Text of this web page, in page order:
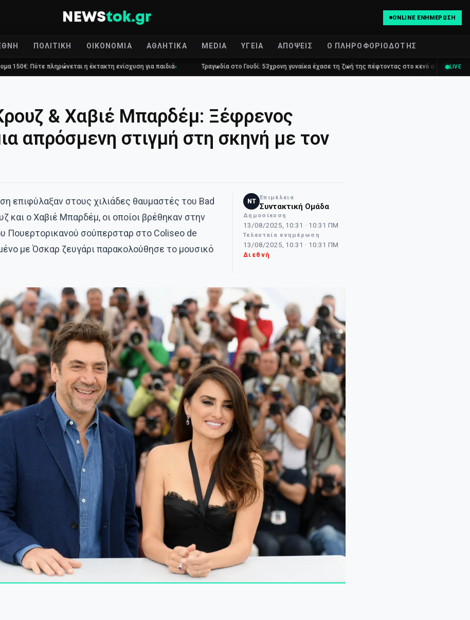
ONLINE ΕΝΗΜΈΡΩΣΗ
ΠΟΛΙΤΙΚΉ ΟΙΚΟΝΟΜΊΑ ΑΘΛΗΤΙΚΆ MEDIA ΥΓΕΊΑ ΑΠΌΨΕΙΣ Ο ΠΛΗΡΟΦΟΡΙΟΔΌΤΗΣ
πληρώνεται η έκτακτη ενίσχυση για παιδιά Τραγωδία στο Γουδί: 53χρονη γυναίκα έχασε τη ζωή της πέφτοντας στο κενό από τον πέμπτο όροφοLIVE
& Χαβιέ Μπαρδέμ: Ξέφρενος
απρόσμενη στιγμή στη σκηνή με τον
επιφύλαξαν στους χιλιάδες θαυμαστές του Bad
και ο Χαβιέ Μπαρδέμ, οι οποίοι βρέθηκαν στην
Πουερτορικανού σούπερσταρ στο Coliseo de
με Όσκαρ ζευγάρι παρακολούθησε το μουσικό
NT Επιμέλεια
Συντακτική Ομάδα
Δημοσίευση
13/08/2025, 10:31 · 10:31 ΠΜ
Τελευταία ενημέρωση
13/08/2025, 10:31 · 10:31 ΠΜ
Διεθνή